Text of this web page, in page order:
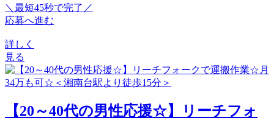
＼最短45秒で完了／
応募へ進む
詳しく
見る
【20～40代の男性応援☆】リーチフォ